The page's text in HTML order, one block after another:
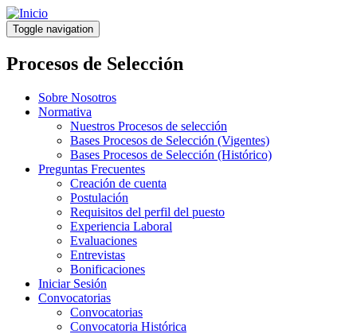
Pasar
al
contenido
principal
Toggle navigation
Procesos de Selección
Sobre Nosotros
Normativa
Nuestros Procesos de selección
Bases Procesos de Selección (Vigentes)
Bases Procesos de Selección (Histórico)
Preguntas Frecuentes
Creación de cuenta
Postulación
Requisitos del perfil del puesto
Experiencia Laboral
Evaluaciones
Entrevistas
Bonificaciones
Iniciar Sesión
Convocatorias
Convocatorias
Convocatoria Histórica